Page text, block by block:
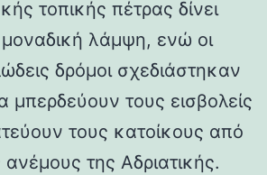
τοπικής πέτρας δίνει
μοναδική λάμψη, ενώ οι
δρόμοι σχεδιάστηκαν
μπερδεύουν τους εισβολείς
τους κατοίκους από
της Αδριατικής.